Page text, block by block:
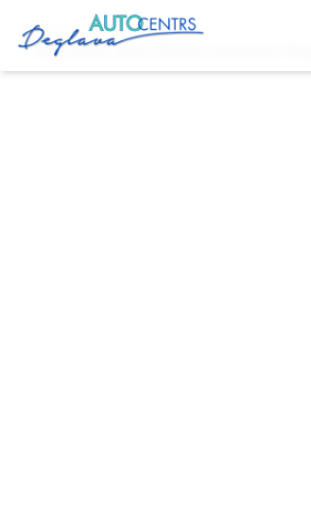
Sākums
Pakalpojumi
Mercedes-Benz Bremžu Remonts Rīgā